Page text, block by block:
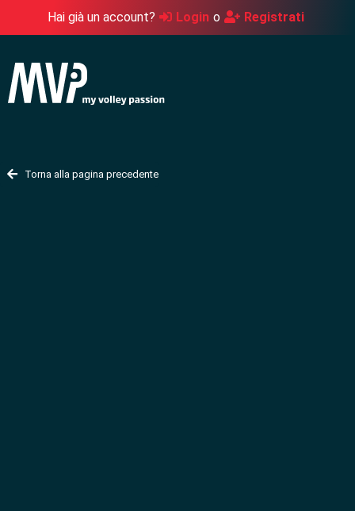
Hai già un account? Login o Registrati
Torna alla pagina precedente